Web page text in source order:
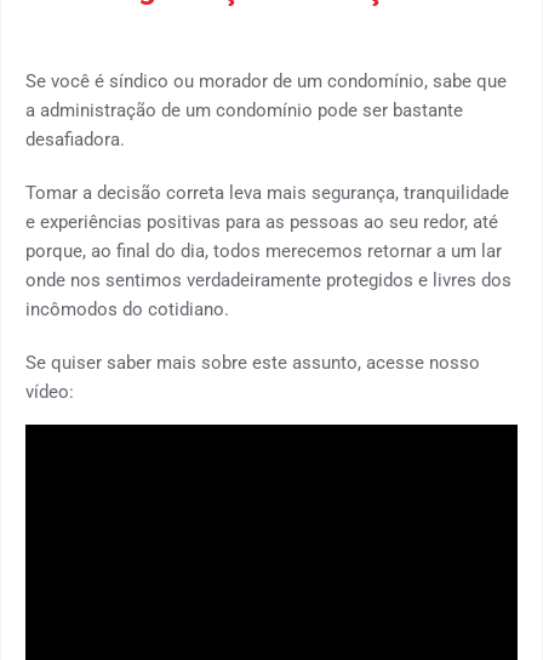
Se você é síndico ou morador de um condomínio, sabe que
a administração de um condomínio pode ser bastante
desafiadora.
‍Tomar a decisão correta leva mais segurança, tranquilidade
e experiências positivas para as pessoas ao seu redor, até
porque, ao final do dia, todos merecemos retornar a um lar
onde nos sentimos verdadeiramente protegidos e livres dos
incômodos do cotidiano.
Se quiser saber mais sobre este assunto, acesse nosso
vídeo: